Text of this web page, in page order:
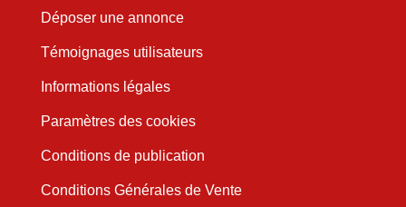
Déposer une annonce
Témoignages utilisateurs
Informations légales
Paramètres des cookies
Conditions de publication
Conditions Générales de Vente